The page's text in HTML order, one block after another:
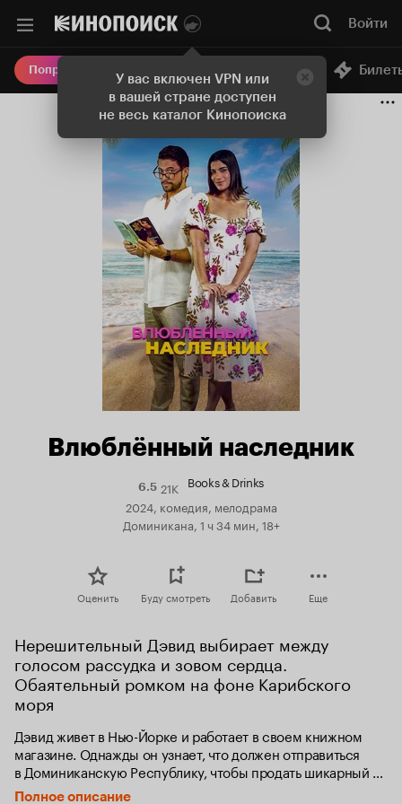
У вас включен VPN или
в вашей стране доступен
не весь каталог Кинопоиска
Войти
Попробовать Плюс Онлайн-кинотеатр
Влюблённый наследник
6.5Рейтинг
Кинопоиска
6.5
21K Books & Drinks
2024, комедия, мелодрама
Доминикана, 1 ч 34 мин, 18+
Оценить Буду смотреть Добавить Еще
Нерешительный Дэвид выбирает между
голосом рассудка и зовом сердца.
Обаятельный ромком на фоне Карибского
моря
Дэвид живет в Нью-Йорке и работает в своем книжном
магазине. Однажды он узнает, что должен отправиться
в Доминиканскую Республику, чтобы продать шикарный
особняк своего покойного отца, который тот неожиданно
Полное описание